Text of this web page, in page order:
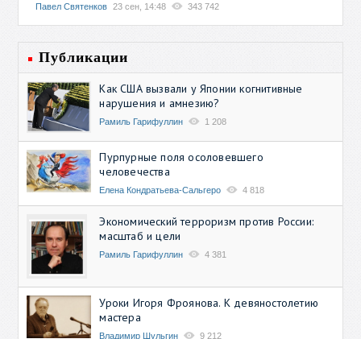
Павел Святенков 23 сен, 14:48 343 742
Публикации
Как США вызвали у Японии когнитивные
нарушения и амнезию?
Рамиль Гарифуллин 1 208
Пурпурные поля осоловевшего
человечества
Елена Кондратьева-Сальгеро 4 818
Экономический терроризм против России:
масштаб и цели
Рамиль Гарифуллин 4 381
Уроки Игоря Фроянова. К девяностолетию
мастера
Владимир Шульгин 9 212